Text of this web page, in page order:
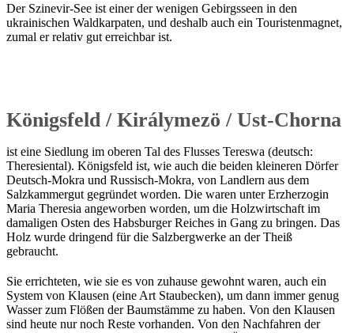
Der Szinevir-See ist einer der wenigen Gebirgsseen in den
ukrainischen Waldkarpaten, und deshalb auch ein Touristenmagnet,
zumal er relativ gut erreichbar ist.
Königsfeld / Királymezö / Ust-Chorna
ist eine Siedlung im oberen Tal des Flusses Tereswa (deutsch:
Theresiental). Königsfeld ist, wie auch die beiden kleineren Dörfer
Deutsch-Mokra und Russisch-Mokra, von Landlern aus dem
Salzkammergut gegründet worden. Die waren unter Erzherzogin
Maria Theresia angeworben worden, um die Holzwirtschaft im
damaligen Osten des Habsburger Reiches in Gang zu bringen. Das
Holz wurde dringend für die Salzbergwerke an der Theiß
gebraucht.
Sie errichteten, wie sie es von zuhause gewohnt waren, auch ein
System von Klausen (eine Art Staubecken), um dann immer genug
Wasser zum Flößen der Baumstämme zu haben. Von den Klausen
sind heute nur noch Reste vorhanden. Von den Nachfahren der